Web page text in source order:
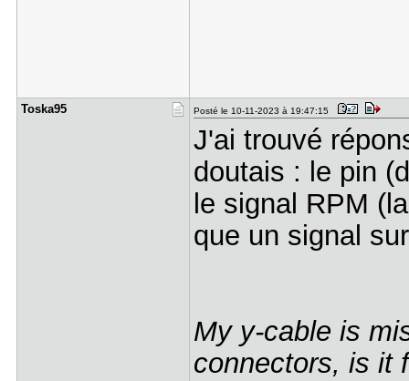
Toska95 Posté le 10-11-2023 à 19:47:15
J'ai trouvé
doutais : le pin
le signal RPM
que un signal
My y-cable is
connectors, is it